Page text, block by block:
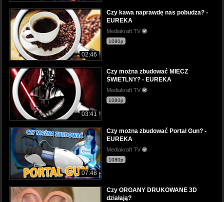
02:46
Czy kawa naprawdę nas pobudza? -
EUREKA
Mediakraft TV
1080p
03:41
Czy można zbudować MIECZ
ŚWIETLNY? - EUREKA
Mediakraft TV
1080p
07:48
Czy można zbudować Portal Gun? -
EUREKA
Mediakraft TV
1080p
Czy ORGANY DRUKOWANE 3D
działają?